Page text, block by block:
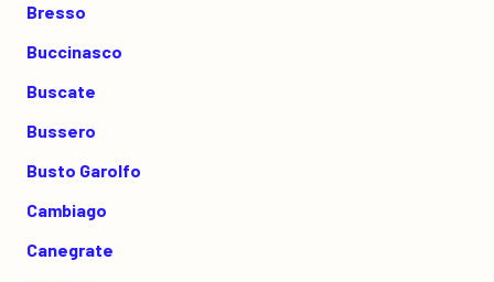
Bresso
Buccinasco
Buscate
Bussero
Busto Garolfo
Cambiago
Canegrate